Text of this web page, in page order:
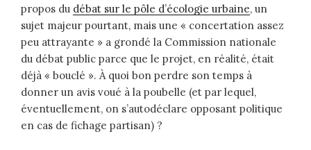
propos du débat sur le pôle d’écologie urbaine, un
sujet majeur pourtant, mais une « concertation assez
peu attrayante » a grondé la Commission nationale
du débat public parce que le projet, en réalité, était
déjà « bouclé ». À quoi bon perdre son temps à
donner un avis voué à la poubelle (et par lequel,
éventuellement, on s’autodéclare opposant politique
en cas de fichage partisan) ?